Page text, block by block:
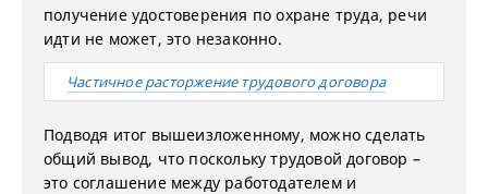
получение удостоверения по охране труда, речи
идти не может, это незаконно.
Частичное расторжение трудового договора
Подводя итог вышеизложенному, можно сделать
общий вывод, что поскольку трудовой договор –
это соглашение между работодателем и